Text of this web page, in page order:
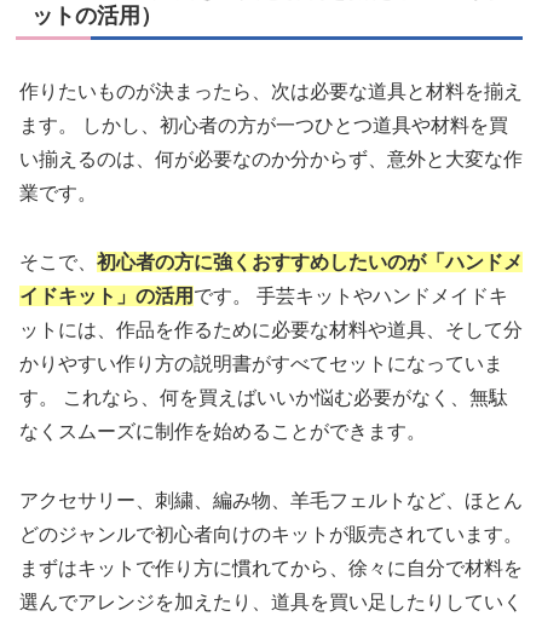
ットの活用）
作りたいものが決まったら、次は必要な道具と材料を揃え
ます。 しかし、初心者の方が一つひとつ道具や材料を買
い揃えるのは、何が必要なのか分からず、意外と大変な作
業です。
そこで、 初心者の方に強くおすすめしたいのが「ハンドメ
イドキット」の活用 です。 手芸キットやハンドメイドキ
ットには、作品を作るために必要な材料や道具、そして分
かりやすい作り方の説明書がすべてセットになっていま
す。 これなら、何を買えばいいか悩む必要がなく、無駄
なくスムーズに制作を始めることができます。
アクセサリー、刺繍、編み物、羊毛フェルトなど、ほとん
どのジャンルで初心者向けのキットが販売されています。
まずはキットで作り方に慣れてから、徐々に自分で材料を
選んでアレンジを加えたり、道具を買い足したりしていく